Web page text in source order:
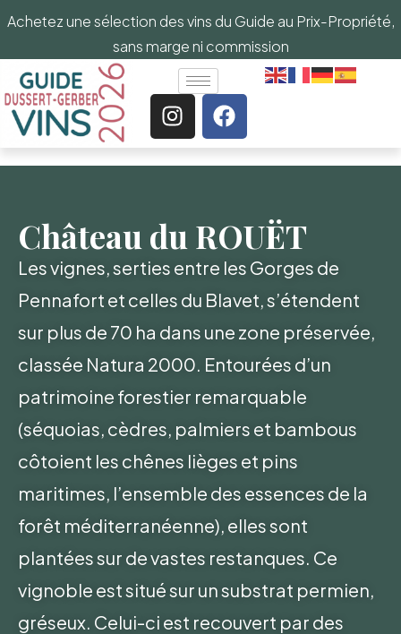
Achetez une sélection des vins du Guide au Prix-Propriété,
sans marge ni commission
Château du ROUËT
Les vignes, serties entre les Gorges de
Pennafort et celles du Blavet, s’étendent
sur plus de 70 ha dans une zone préservée,
classée Natura 2000. Entourées d’un
patrimoine forestier remarquable
(séquoias, cèdres, palmiers et bambous
côtoient les chênes lièges et pins
maritimes, l’ensemble des essences de la
forêt méditerranéenne), elles sont
plantées sur de vastes restanques. Ce
vignoble est situé sur un substrat permien,
gréseux. Celui-ci est recouvert par des